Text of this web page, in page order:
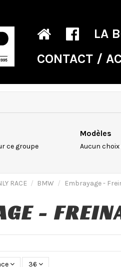
LA
CONTACT /
ce groupe
Modèles
Aucun
RACE BMW Embrayage -
-
36